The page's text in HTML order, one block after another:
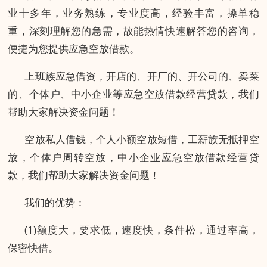
业十多年，业务熟练，专业度高，经验丰富，操单稳
重，深刻理解您的急需，故能热情快速解答您的咨询，
便捷为您提供应急空放借款。
上班族应急借资，开店的、开厂的、开公司的、卖菜
的、个体户、中小企业等应急空放借款经营贷款，我们
帮助大家解决资金问题！
空放私人借钱，个人小额空放短借，工薪族无抵押空
放，个体户周转空放，中小企业应急空放借款经营贷
款，我们帮助大家解决资金问题！
我们的优势：
(1)额度大，要求低，速度快，条件松，通过率高，
保密快借。